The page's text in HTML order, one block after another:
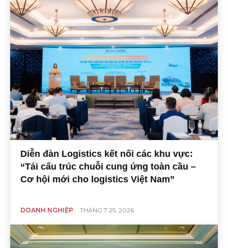
Diễn đàn Logistics kết nối các khu vực:
“Tái cấu trúc chuỗi cung ứng toàn cầu –
Cơ hội mới cho logistics Việt Nam”
DOANH NGHIỆP THÁNG 7 25, 2026